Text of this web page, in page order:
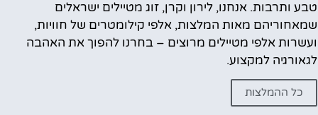
טבע ותרבות. אנחנו, לירון וקרן, זוג מטיילים ישראלים
שמאחוריהם מאות המלצות, אלפי קילומטרים של חוויות,
ועשרות אלפי מטיילים מרוצים – בחרנו להפוך את האהבה
לגאורגיה למקצוע.
כל ההמלצות